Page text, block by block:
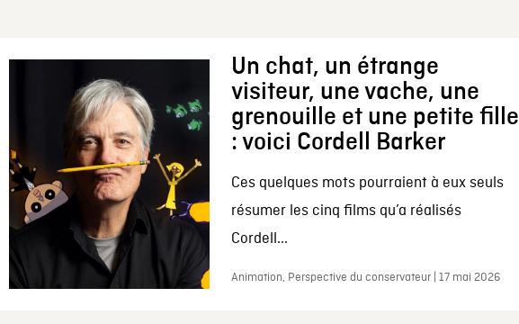
Un chat, un étrange
visiteur, une vache, une
grenouille et une petite fille
: voici Cordell Barker
Ces quelques mots pourraient à eux seuls
résumer les cinq films qu’a réalisés
Cordell...
Animation, Perspective du conservateur | 17 mai 2026